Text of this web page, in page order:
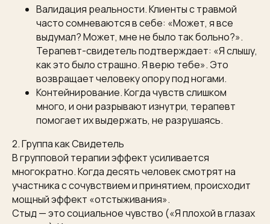
Валидация реальности. Клиенты с травмой
часто сомневаются в себе: «Может, я все
выдумал? Может, мне не было так больно?».
Терапевт-свидетель подтверждает: «Я слышу,
как это было страшно. Я верю тебе». Это
возвращает человеку опору под ногами.
Контейнирование. Когда чувств слишком
много, и они разрывают изнутри, терапевт
помогает их выдержать, не разрушаясь.
2. Группа как Свидетель
В групповой терапии эффект усиливается
многократно. Когда десять человек смотрят на
участника с сочувствием и принятием, происходит
мощный эффект «отстыживания».
Стыд — это социальное чувство («Я плохой в глазах